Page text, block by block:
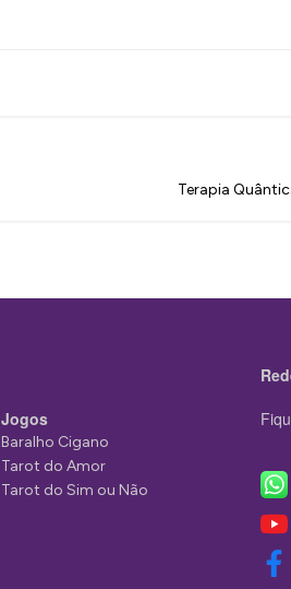
Terapia
Jogos
Baralho Cigano
Tarot do Amor
Tarot do Sim ou Não